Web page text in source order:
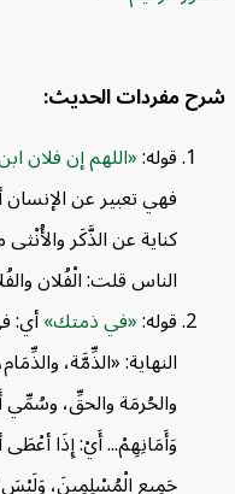
مفردات الحديث:
يستفاد من الحديث:
مفردات الحديث:
قوله: اللهم إن فلان ابن
فهي تعبير عن الإنسان أو
كناية عن الذَّكَر
الناس قلت: الْفُلان
قوله: في ذمتك أي: في
النهاية: «الذِّمَّة،
والحُرمَة والحقِّ، وسُمِّي
وَأَمَانِهِمْ... أَيْ: إِذَا أعْطَى
جَمِيعِ الْمُسْلِمِينَ، وَلَيْسَ